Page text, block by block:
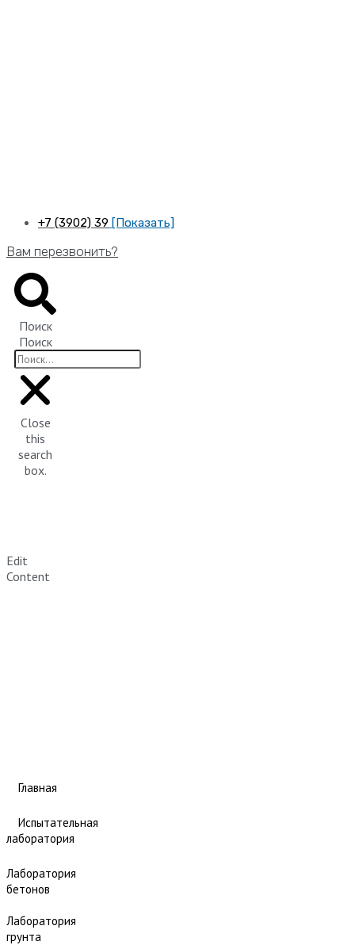
+7 (3902) 39 [Показать]
Вам перезвонить?
Поиск
Поиск
Close
this
search
box.
Edit
Content
Главная
Испытательная
лаборатория
Лаборатория
бетонов
Лаборатория
грунта